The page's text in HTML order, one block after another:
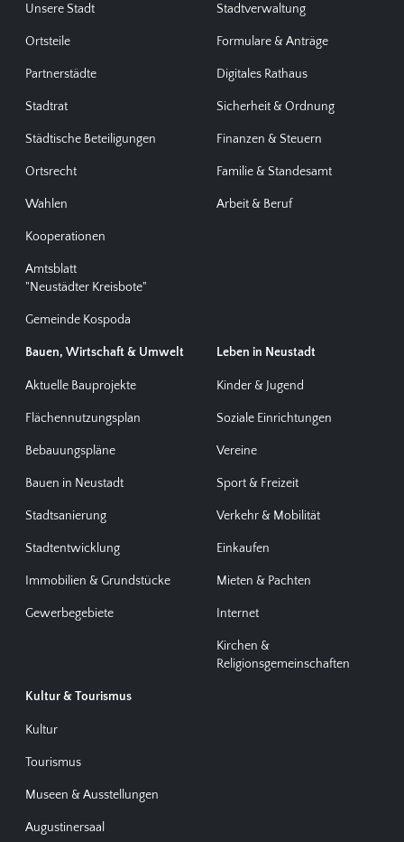
Unsere Stadt
Ortsteile
Partnerstädte
Stadtrat
Städtische Beteiligungen
Ortsrecht
Wahlen
Kooperationen
Amtsblatt
"Neustädter Kreisbote"
Gemeinde Kospoda
Stadtverwaltung
Formulare & Anträge
Digitales Rathaus
Sicherheit & Ordnung
Finanzen & Steuern
Familie & Standesamt
Arbeit & Beruf
Bauen, Wirtschaft & Umwelt
Aktuelle Bauprojekte
Flächennutzungsplan
Bebauungspläne
Bauen in Neustadt
Stadtsanierung
Stadtentwicklung
Immobilien & Grundstücke
Gewerbegebiete
Leben in Neustadt
Kinder & Jugend
Soziale Einrichtungen
Vereine
Sport & Freizeit
Verkehr & Mobilität
Einkaufen
Mieten & Pachten
Internet
Kirchen &
Religionsgemeinschaften
Kultur & Tourismus
Kultur
Tourismus
Museen & Ausstellungen
Augustinersaal